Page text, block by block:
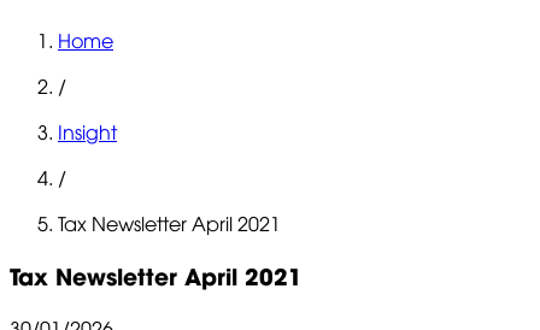
Home
/
Insight
/
Tax Newsletter April 2021
Tax Newsletter April 2021